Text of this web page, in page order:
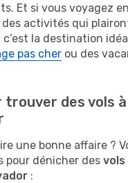
Et si vous voyagez
activités qui
c’est la destination
pas cher ou des
des vols
une bonne affaire ?
pour dénicher des vols
: